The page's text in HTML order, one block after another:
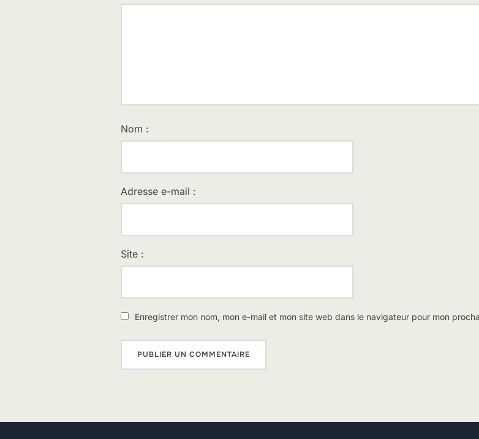
Nom :
Adresse e-mail :
Site :
Enregistrer mon nom, mon e-mail et mon site web dans le navigateur pour mon